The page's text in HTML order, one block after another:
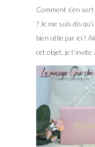
Comment s’en
? Je me suis dis
bien utile par ici !
cet objet, je t’invite